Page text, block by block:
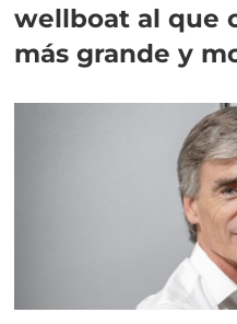
wellboat al que
más grande y